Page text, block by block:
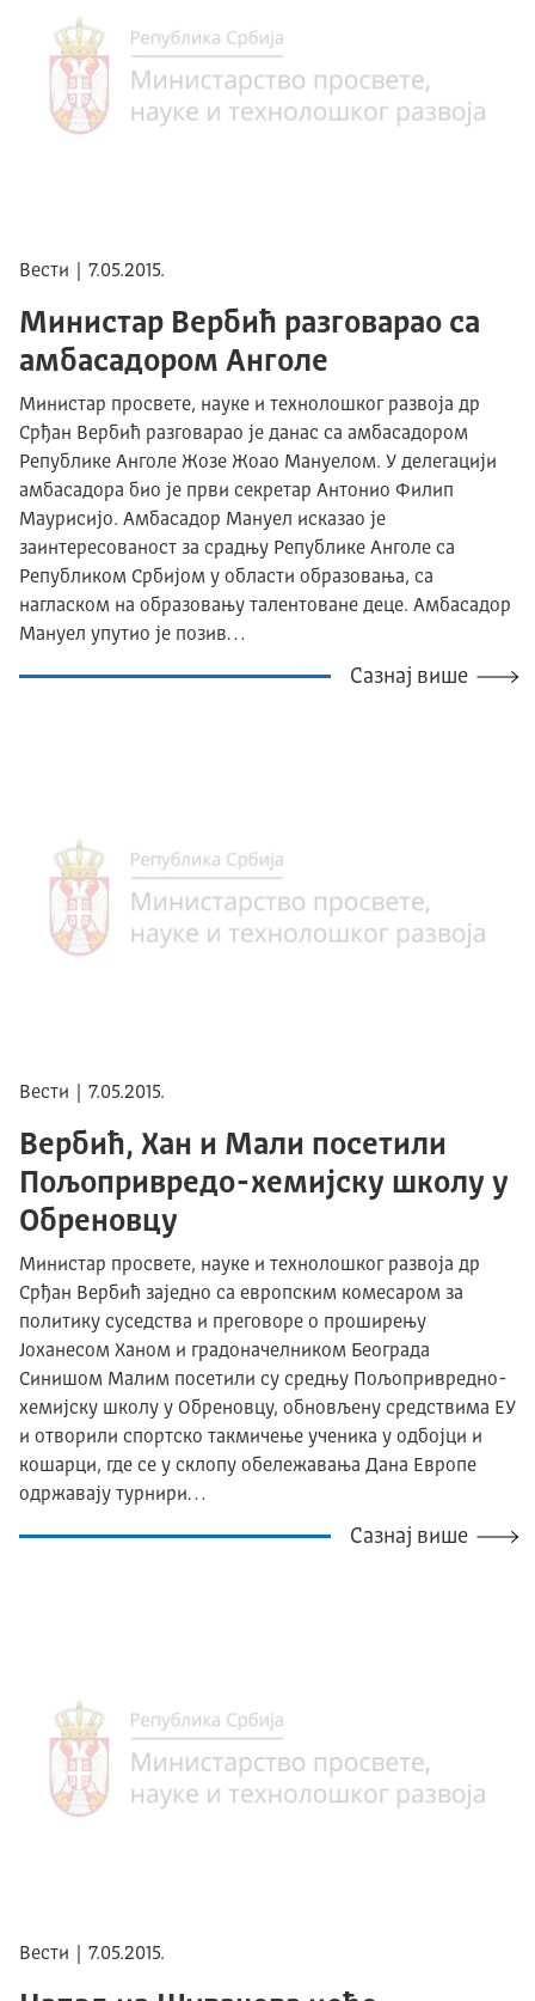
Вести | 7.05.2015.
Министар Вербић разговарaо са
амбасадором Анголе
Министар просвете, науке и технолошког развоја др
Срђан Вербић разговарао је данас са амбасадором
Републике Анголе Жозе Жоао Мануелом. У делегацији
амбасадора био је први секретар Антонио Филип
Маурисијо. Амбасадор Мануел исказао је
заинтересованост за срадњу Републике Анголе са
Републиком Србијом у области образовања, са
нагласком на образовању талентоване деце. Амбасадор
Мануел упутио је позив…
Сазнај више
Вести | 7.05.2015.
Вербић, Хан и Мали посетили
Пољопривредо-хемијску школу у
Обреновцу
Министар просвете, науке и технолошког развоја др
Срђан Вербић заједно са европским комесаром за
политику суседства и преговоре о проширењу
Јоханесом Ханом и градоначелником Београда
Синишом Малим посетили су средњу Пољопривредно-
хемијску школу у Обреновцу, обновљену средствима ЕУ
и отворили спортско такмичење ученика у одбојци и
кошарци, где се у склопу обележавања Дана Европе
одржавају турнири…
Сазнај више
Вести | 7.05.2015.